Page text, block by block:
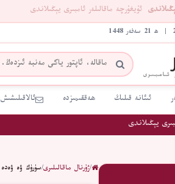
ئۇيغۇرچە ماقالىلەر ئامبىرى يېڭىلاندى
ئىئانە قىلىڭ ھەققىمىزدە ئالاقىلىشىش
يېڭىلاندى
/ژۇرنال ماقالىلىرى/سۈرۈﻙ ۋە ۋەدە